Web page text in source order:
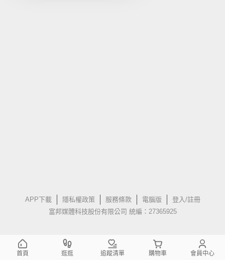
APP下載 隱私權政策 服務條款 電腦版
登入/註冊
富邦媒體科技股份有限公司 統編：27365925
首頁 逛逛 追蹤清單 購物車 會員中心